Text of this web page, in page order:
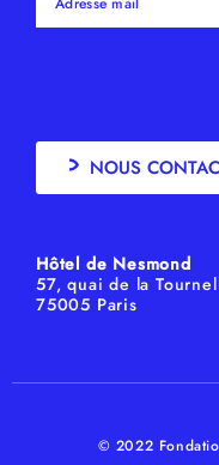
NOUS
Hôtel de Nesmond
57, quai de la
75005 Paris
© 2022